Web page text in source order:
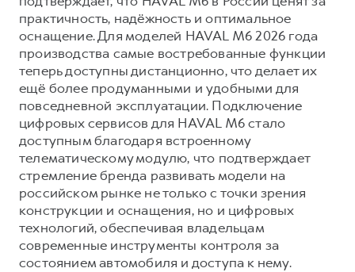
Сервис для корпоративных клиентов
HAVAL Лизинг
АКСЕССУАРЫ HAVAL
Автомобильные аксессуары
Коллекция CITY
Коллекция Базовая
Коллекция Детская
АКСЕССУАРЫ HAVAL
Автомобильные аксессуары
Коллекция CITY
Коллекция Базовая
Коллекция Детская
практичность, надёжность и оптимальное
оснащение. Для моделей HAVAL M6 2026 года
производства самые востребованные функции
теперь доступны дистанционно, что делает их
ещё более продуманными и удобными для
повседневной эксплуатации. Подключение
цифровых сервисов для HAVAL M6 стало
доступным благодаря встроенному
телематическому модулю, что подтверждает
стремление бренда развивать модели на
российском рынке не только с точки зрения
конструкции и оснащения, но и цифровых
технологий, обеспечивая владельцам
современные инструменты контроля за
состоянием автомобиля и доступа к нему.